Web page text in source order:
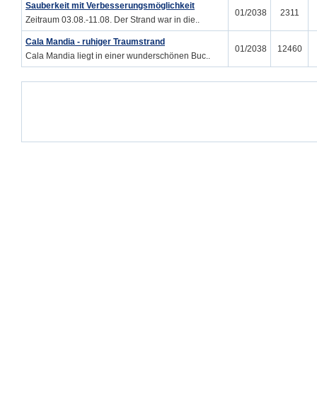
Sauberkeit mit Verbesserungsmöglichkeit
Zeitraum 03.08.-11.08. Der Strand war in die..
01/2038 2311
Cala Mandia - ruhiger Traumstrand
Cala Mandia liegt in einer wunderschönen Buc..
01/2038 12460